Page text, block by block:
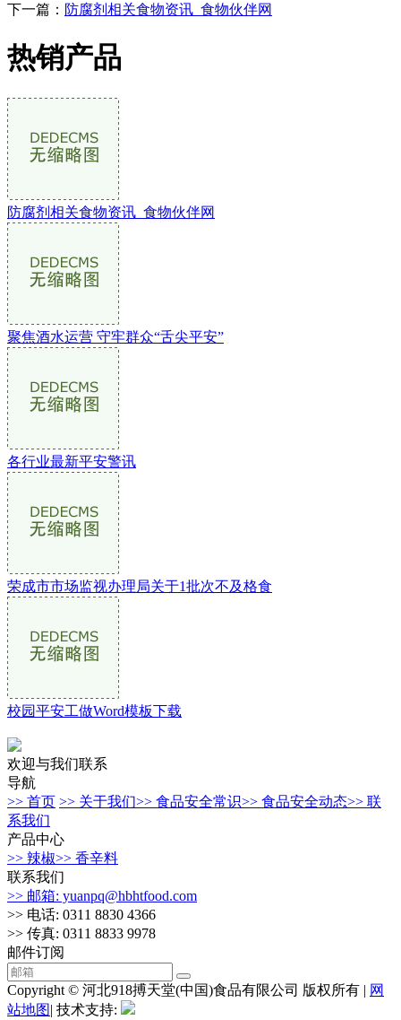
下一篇： 防腐剂相关食物资讯_食物伙伴网
热销产品
防腐剂相关食物资讯_食物伙伴网
聚焦酒水运营 守牢群众“舌尖平安”
各行业最新平安警讯
荣成市市场监视办理局关于1批次不及格食
校园平安工做Word模板下载
欢迎与我们联系
导航
>> 首页 >> 关于我们>> 食品安全常识>> 食品安全动态>> 联
系我们
产品中心
>> 辣椒>> 香辛料
联系我们
>> 邮箱: yuanpq@hbhtfood.com
>> 电话: 0311 8830 4366
>> 传真: 0311 8833 9978
邮件订阅
Copyright © 河北918搏天堂(中国)食品有限公司 版权所有 | 网
站地图| 技术支持: